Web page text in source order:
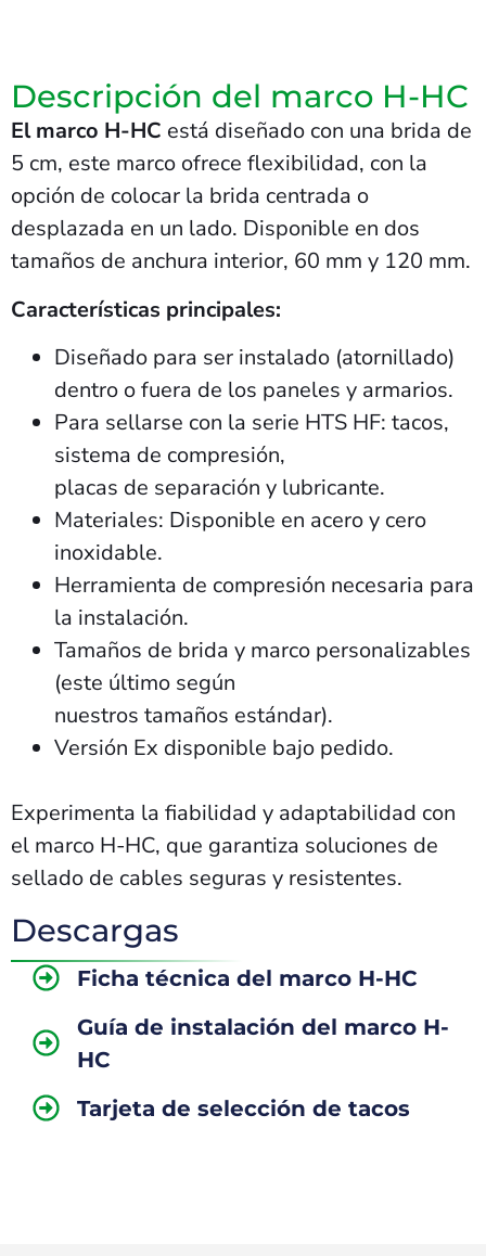
Descripción del marco H-HC
El marco H-HC está diseñado con una brida de
5 cm, este marco ofrece flexibilidad, con la
opción de colocar la brida centrada o
desplazada en un lado. Disponible en dos
tamaños de anchura interior, 60 mm y 120 mm.
Características principales:
Diseñado para ser instalado (atornillado)
dentro o fuera de los paneles y armarios.
Para sellarse con la serie HTS HF: tacos,
sistema de compresión,
placas de separación y lubricante.
Materiales: Disponible en acero y cero
inoxidable.
Herramienta de compresión necesaria para
la instalación.
Tamaños de brida y marco personalizables
(este último según
nuestros tamaños estándar).
Versión Ex disponible bajo pedido.
Experimenta la fiabilidad y adaptabilidad con
el marco H-HC, que garantiza soluciones de
sellado de cables seguras y resistentes.
Descargas
Ficha técnica del marco H-HC
Guía de instalación del marco H-
HC
Tarjeta de selección de tacos